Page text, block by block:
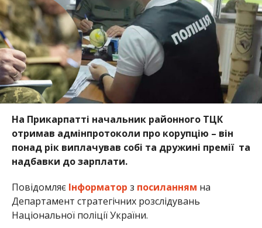
На Прикарпатті начальник районного ТЦК
отримав адмінпротоколи про корупцію – він
понад рік виплачував собі та дружині премії та
надбавки до зарплати.
Повідомляє Інформатор з посиланням на
Департамент стратегічних розслідувань
Національної поліції України.